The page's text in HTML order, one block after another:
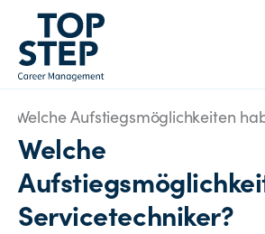
Welche Aufstiegsmöglichkeiten
Welche
Servicetechniker?